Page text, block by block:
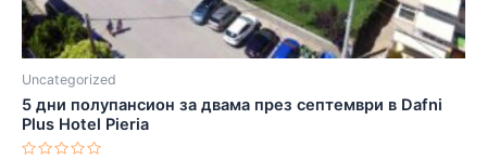
Uncategorized
5 дни полупансион за двама през септември в Dafni
Plus Hotel Pieria